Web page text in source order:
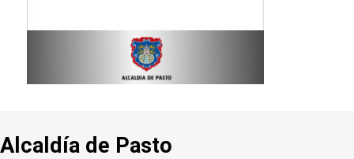
Alcaldía de Pasto